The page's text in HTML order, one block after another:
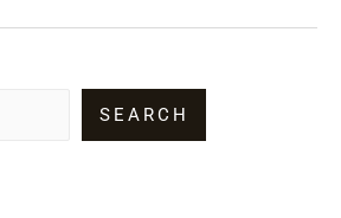
SEARCH